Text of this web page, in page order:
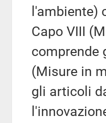
l'ambiente)
Capo VIII
comprende
(Misure in
gli articoli